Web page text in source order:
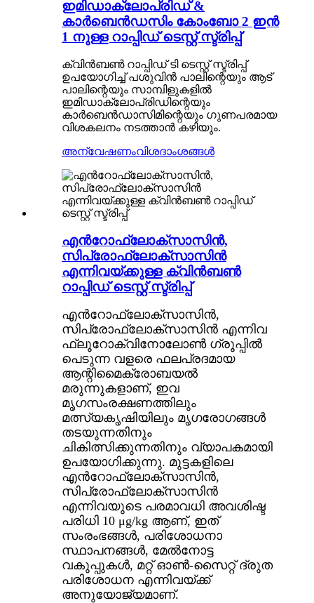
ഇമിഡാക്ലോപ്രിഡ് &
കാർബെൻഡസിം കോംബോ 2 ഇൻ
1 നുള്ള റാപ്പിഡ് ടെസ്റ്റ് സ്ട്രിപ്പ്
ക്വിൻബൺ റാപ്പിഡ് ടി ടെസ്റ്റ് സ്ട്രിപ്പ്
ഉപയോഗിച്ച് പശുവിൻ പാലിന്റെയും ആട്
പാലിന്റെയും സാമ്പിളുകളിൽ
ഇമിഡാക്ലോപ്രിഡിന്റെയും
കാർബെൻഡാസിമിന്റെയും ഗുണപരമായ
വിശകലനം നടത്താൻ കഴിയും.
അന്വേഷണംവിശദാംശങ്ങൾ
എൻറോഫ്ലോക്സാസിൻ,
സിപ്രോഫ്ലോക്സാസിൻ
എന്നിവയ്ക്കുള്ള ക്വിൻബൺ
റാപ്പിഡ് ടെസ്റ്റ് സ്ട്രിപ്പ്
എൻറോഫ്ലോക്സാസിൻ,
സിപ്രോഫ്ലോക്സാസിൻ എന്നിവ
ഫ്ലൂറോക്വിനോലോൺ ഗ്രൂപ്പിൽ
പെടുന്ന വളരെ ഫലപ്രദമായ
ആന്റിമൈക്രോബയൽ
മരുന്നുകളാണ്, ഇവ
മൃഗസംരക്ഷണത്തിലും
മത്സ്യകൃഷിയിലും മൃഗരോഗങ്ങൾ
തടയുന്നതിനും
ചികിത്സിക്കുന്നതിനും വ്യാപകമായി
ഉപയോഗിക്കുന്നു. മുട്ടകളിലെ
എൻറോഫ്ലോക്സാസിൻ,
സിപ്രോഫ്ലോക്സാസിൻ
എന്നിവയുടെ പരമാവധി അവശിഷ്ട
പരിധി 10 μg/kg ആണ്, ഇത്
സംരംഭങ്ങൾ, പരിശോധനാ
സ്ഥാപനങ്ങൾ, മേൽനോട്ട
വകുപ്പുകൾ, മറ്റ് ഓൺ-സൈറ്റ് ദ്രുത
പരിശോധന എന്നിവയ്ക്ക്
അനുയോജ്യമാണ്.